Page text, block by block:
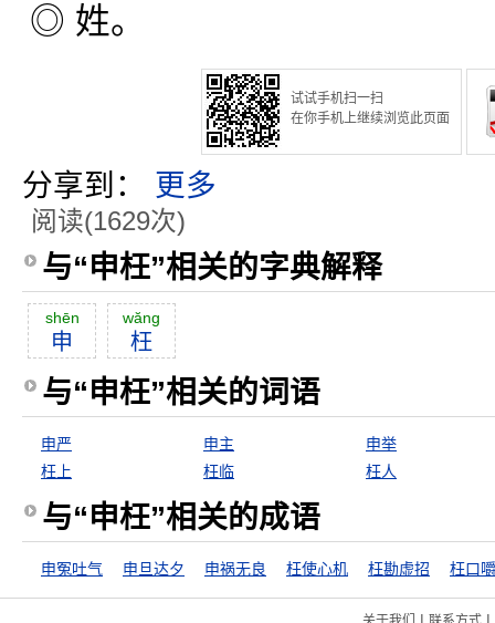
◎ 姓。
试试手机扫一扫
在你手机上继续浏览此页面
分享到： 更多
阅读(1629次)
与“申枉”相关的字典解释
shēn
申
wăng
枉
与“申枉”相关的词语
申严 申主
申举
枉上
枉临 枉人
与“申枉”相关的成语
申冤吐气 申旦达夕 申祸无良 枉使心机 枉勘虚招 枉口